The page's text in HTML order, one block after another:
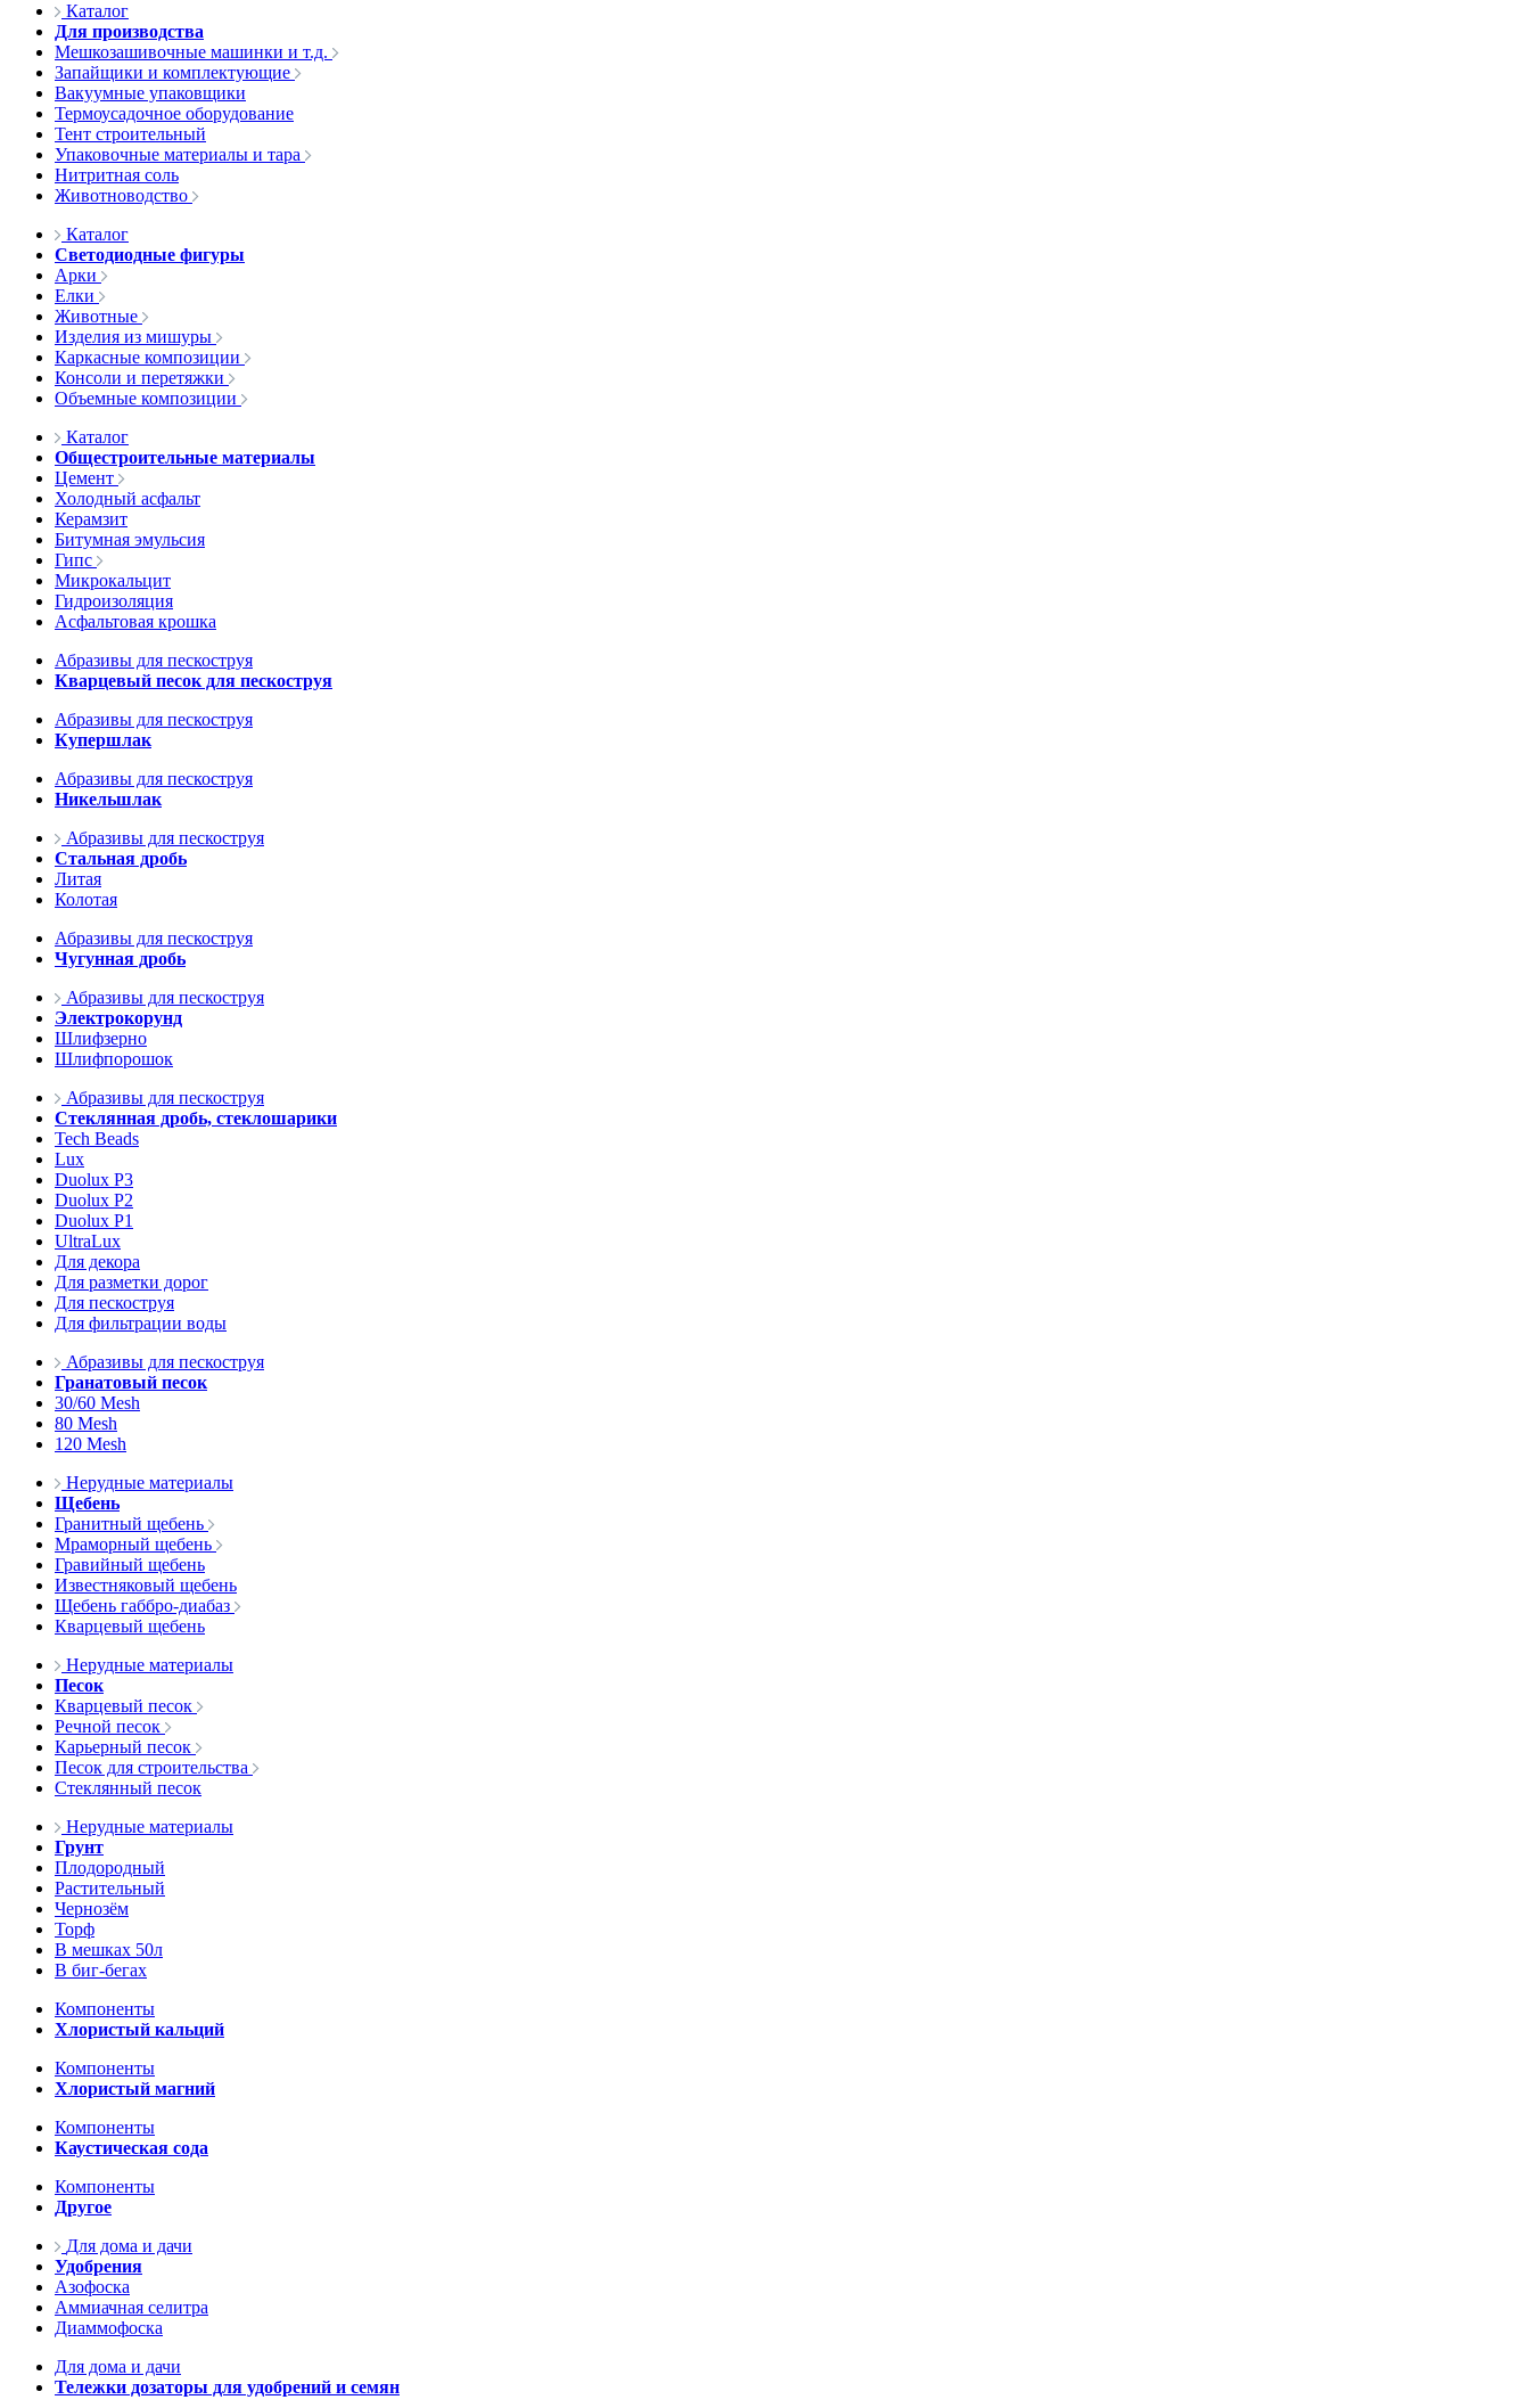
Каталог
Для производства
Мешкозашивочные машинки и т.д.
Запайщики и комплектующие
Вакуумные упаковщики
Термоусадочное оборудование
Тент строительный
Упаковочные материалы и тара
Нитритная соль
Животноводство
Каталог
Светодиодные фигуры
Арки
Елки
Животные
Изделия из мишуры
Каркасные композиции
Консоли и перетяжки
Объемные композиции
Каталог
Общестроительные материалы
Цемент
Холодный асфальт
Керамзит
Битумная эмульсия
Гипс
Микрокальцит
Гидроизоляция
Асфальтовая крошка
Абразивы для пескоструя
Кварцевый песок для пескоструя
Абразивы для пескоструя
Купершлак
Абразивы для пескоструя
Никельшлак
Абразивы для пескоструя
Стальная дробь
Литая
Колотая
Абразивы для пескоструя
Чугунная дробь
Абразивы для пескоструя
Электрокорунд
Шлифзерно
Шлифпорошок
Абразивы для пескоструя
Стеклянная дробь, стеклошарики
Tech Beads
Lux
Duolux P3
Duolux P2
Duolux P1
UltraLux
Для декора
Для разметки дорог
Для пескоструя
Для фильтрации воды
Абразивы для пескоструя
Гранатовый песок
30/60 Mesh
80 Mesh
120 Mesh
Нерудные материалы
Щебень
Гранитный щебень
Мраморный щебень
Гравийный щебень
Известняковый щебень
Щебень габбро-диабаз
Кварцевый щебень
Нерудные материалы
Песок
Кварцевый песок
Речной песок
Карьерный песок
Песок для строительства
Стеклянный песок
Нерудные материалы
Грунт
Плодородный
Растительный
Чернозём
Торф
В мешках 50л
В биг-бегах
Компоненты
Хлористый кальций
Компоненты
Хлористый магний
Компоненты
Каустическая сода
Компоненты
Другое
Для дома и дачи
Удобрения
Азофоска
Аммиачная селитра
Диаммофоска
Для дома и дачи
Тележки дозаторы для удобрений и семян